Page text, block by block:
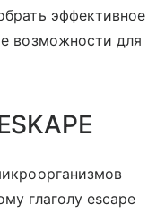
эффективное
возможности для
глаголу escape